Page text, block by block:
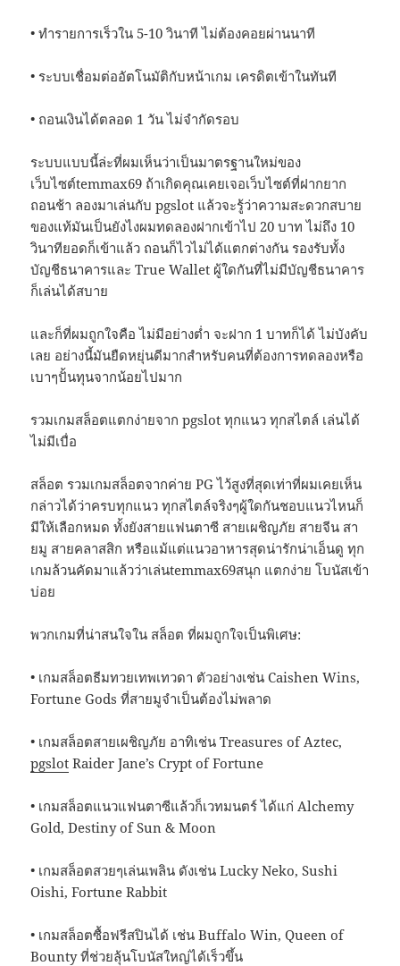
• ทำรายการเร็วใน 5-10 วินาที ไม่ต้องคอยผ่านนาที
• ระบบเชื่อมต่ออัตโนมัติกับหน้าเกม เครดิตเข้าในทันที
• ถอนเงินได้ตลอด 1 วัน ไม่จำกัดรอบ
ระบบแบบนี้ล่ะที่ผมเห็นว่าเป็นมาตรฐานใหม่ของ
เว็บไซต์temmax69 ถ้าเกิดคุณเคยเจอเว็บไซต์ที่ฝากยาก
ถอนช้า ลองมาเล่นกับ pgslot แล้วจะรู้ว่าความสะดวกสบาย
ของแท้มันเป็นยังไงผมทดลองฝากเข้าไป 20 บาท ไม่ถึง 10
วินาทียอดก็เข้าแล้ว ถอนก็ไวไม่ได้แตกต่างกัน รองรับทั้ง
บัญชีธนาคารและ True Wallet ผู้ใดกันที่ไม่มีบัญชีธนาคาร
ก็เล่นได้สบาย
และก็ที่ผมถูกใจคือ ไม่มีอย่างต่ำ จะฝาก 1 บาทก็ได้ ไม่บังคับ
เลย อย่างนี้มันยืดหยุ่นดีมากสำหรับคนที่ต้องการทดลองหรือ
เบาๆปั้นทุนจากน้อยไปมาก
รวมเกมสล็อตแตกง่ายจาก pgslot ทุกแนว ทุกสไตล์ เล่นได้
ไม่มีเบื่อ
สล็อต รวมเกมสล็อตจากค่าย PG ไว้สูงที่สุดเท่าที่ผมเคยเห็น
กล่าวได้ว่าครบทุกแนว ทุกสไตล์จริงๆผู้ใดกันชอบแนวไหนก็
มีให้เลือกหมด ทั้งยังสายแฟนตาซี สายเผชิญภัย สายจีน สา
ยมู สายคลาสสิก หรือแม้แต่แนวอาหารสุดน่ารักน่าเอ็นดู ทุก
เกมล้วนคัดมาแล้วว่าเล่นtemmax69สนุก แตกง่าย โบนัสเข้า
บ่อย
พวกเกมที่น่าสนใจใน สล็อต ที่ผมถูกใจเป็นพิเศษ:
• เกมสล็อตธีมทวยเทพเทวดา ตัวอย่างเช่น Caishen Wins,
Fortune Gods ที่สายมูจำเป็นต้องไม่พลาด
• เกมสล็อตสายเผชิญภัย อาทิเช่น Treasures of Aztec,
pgslot Raider Jane’s Crypt of Fortune
• เกมสล็อตแนวแฟนตาซีแล้วก็เวทมนตร์ ได้แก่ Alchemy
Gold, Destiny of Sun & Moon
• เกมสล็อตสวยๆเล่นเพลิน ดังเช่น Lucky Neko, Sushi
Oishi, Fortune Rabbit
• เกมสล็อตซื้อฟรีสปินได้ เช่น Buffalo Win, Queen of
Bounty ที่ช่วยลุ้นโบนัสใหญ่ได้เร็วขึ้น